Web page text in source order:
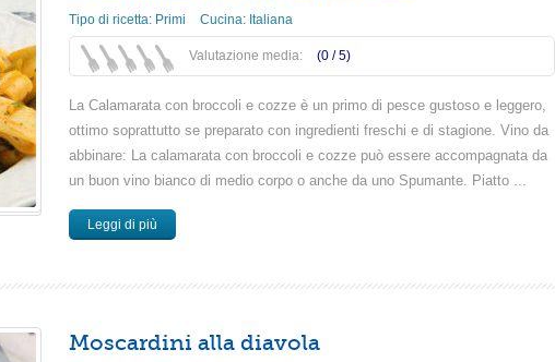
Tipo di ricetta: Primi Cucina: Italiana
Valutazione media: (0 /5)
La Calamarata con broccoli e cozze è un primo di pesce gustoso e leggero,
ottimo soprattutto se preparato con ingredienti freschi e di stagione. Vino da
abbinare: La calamarata con broccoli e cozze può essere accompagnata da
un buon vino bianco di medio corpo o anche da uno Spumante. Piatto ...
Leggi di più
Moscardini alla diavola